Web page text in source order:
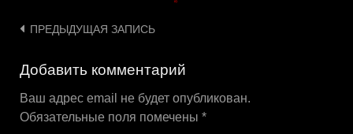
Навигация
записям
ПРЕДЫДУЩАЯ ЗАПИСЬ
Добавить комментарий
Ваш адрес email не будет опубликован.
Обязательные поля помечены *